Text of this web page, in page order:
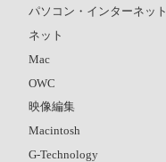
パソコン・インターネット
ネット
Mac
OWC
映像編集
Macintosh
G-Technology